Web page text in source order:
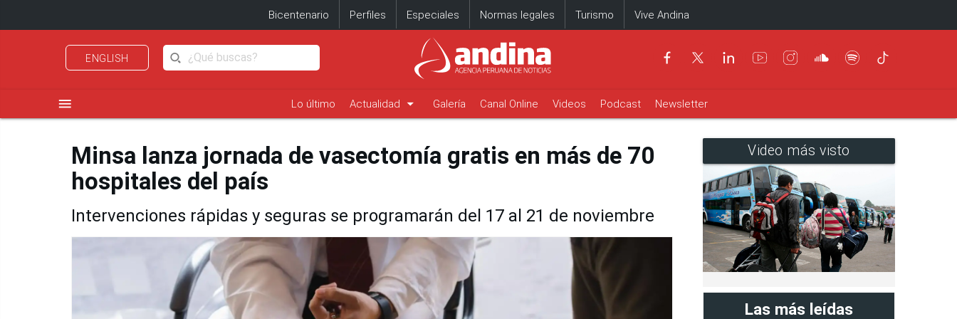
Bicentenario Perfiles Especiales Normas legales Turismo Vive Andina
ENGLISH
menu Lo último Actualidad arrow_drop_down Galería Canal Online Videos Podcast Newsletter
Minsa lanza jornada de vasectomía gratis en más de 70
hospitales del país
Intervenciones rápidas y seguras se programarán del 17 al 21 de noviembre
Video más visto
Las más leídas